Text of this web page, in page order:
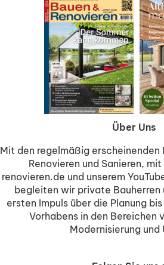
Über Uns
Mit den regelmäßig erscheinenden
Renovieren und Sanieren,
renovieren.de und unserem
begleiten wir private Bauherren
ersten Impuls über die Planung
Vorhabens in den Bereichen
Modernisierung und